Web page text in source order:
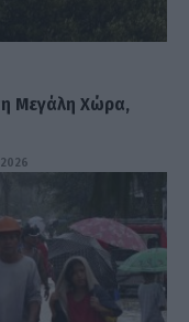
Μεγάλη Χώρα,